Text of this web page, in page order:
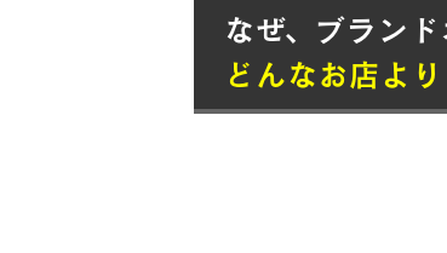
なぜ、ブラン
どんなお店よ